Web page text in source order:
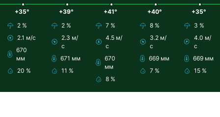
+35°
2 %
2.1 м/с
670
мм
20 %
+39°
2 %
2.3 м/
с
671 мм
11 %
+41°
7 %
4.5 м/
с
670
мм
8 %
+40°
8 %
3.2 м/
с
669 мм
7 %
+35°
3 %
4.0 м/
с
669 мм
15 %